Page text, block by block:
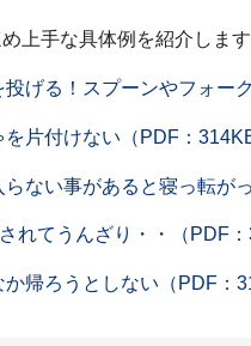
上手な具体例を紹介します
げる！スプーンやフォー
片付けない（PDF：314KB
ない事があると寝っ転が
れてうんざり・・（PDF：
帰ろうとしない（PDF：